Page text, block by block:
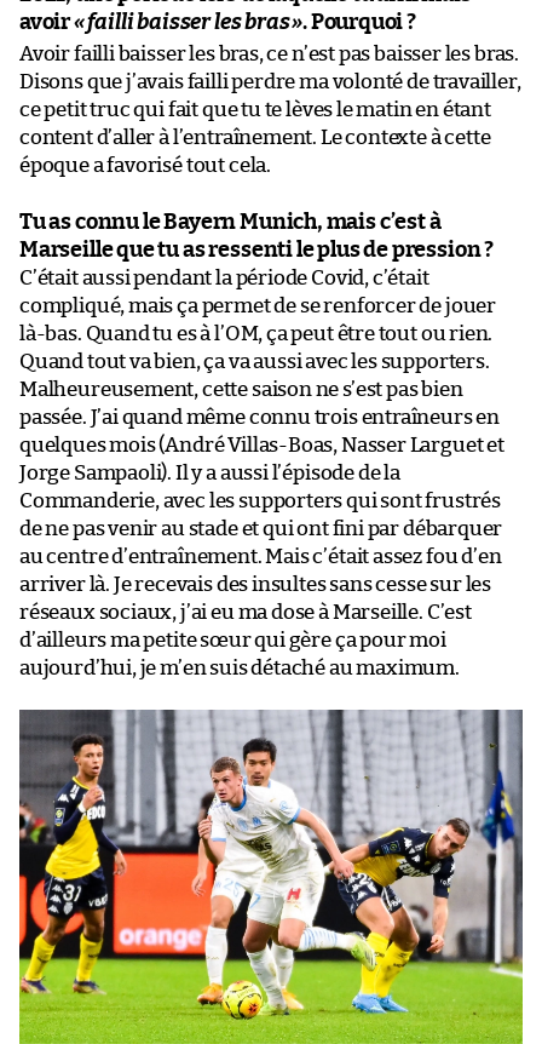
avoir«failli baisser les bras». Pourquoi ?
Avoir failli baisser les bras, ce n’est pas baisser les bras.
Disons que j’avais failli perdre ma volonté de travailler,
ce petit truc qui fait que tu te lèves le matin en étant
content d’aller à l’entraînement. Le contexte à cette
époque a favorisé tout cela.
Tu as connu le Bayern Munich, mais c’est à
Marseille que tu as ressenti le plus de pression ?
C’était aussi pendant la période Covid, c’était
compliqué, mais ça permet de se renforcer de jouer
là-bas. Quand tu es à l’OM, ça peut être tout ou rien.
Quand tout va bien, ça va aussi avec les supporters.
Malheureusement, cette saison ne s’est pas bien
passée. J’ai quand même connu trois entraîneurs en
quelques mois (André Villas-Boas, Nasser Larguet et
Jorge Sampaoli). Il y a aussi l’épisode de la
Commanderie, avec les supporters qui sont frustrés
de ne pas venir au stade et qui ont fini par débarquer
au centre d’entraînement. Mais c’était assez fou d’en
arriver là. Je recevais des insultes sans cesse sur les
réseaux sociaux, j’ai eu ma dose à Marseille. C’est
d’ailleurs ma petite sœur qui gère ça pour moi
aujourd’hui, je m’en suis détaché au maximum.